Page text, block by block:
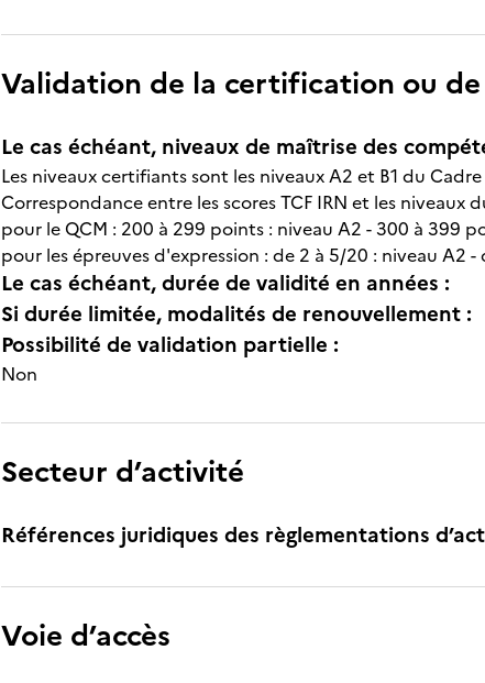
Validation de la certification ou
Le cas échéant, niveaux de maîtrise des
Les niveaux certifiants sont les niveaux A2 et B1 du
Correspondance entre les scores TCF IRN et les niveaux
pour le QCM : 200 à 299 points : niveau A2 - 300 à 399
pour les épreuves d'expression : de 2 à 5/20 : niveau A2
Le cas échéant, durée de validité en années :
Si durée limitée, modalités de renouvellement :
Possibilité de validation partielle :
Non
Secteur d’activité
Références juridiques des règlementations
Voie d’accès